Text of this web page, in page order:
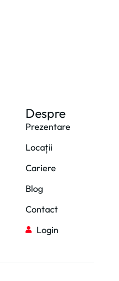
Despre
Prezentare
Locații
Cariere
Blog
Contact
Login